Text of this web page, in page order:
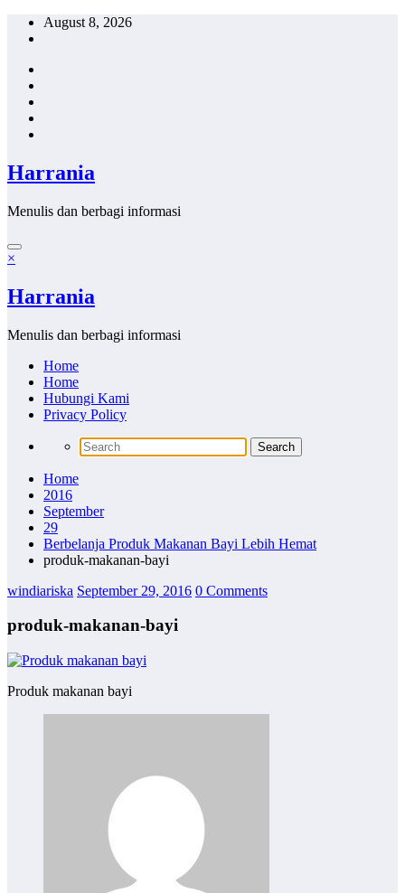
Skip
August 8, 2026
Harrania
Menulis dan berbagi informasi
×
Harrania
Menulis dan berbagi informasi
Home
Home
Hubungi Kami
Privacy Policy
Home
2016
September
29
Berbelanja Produk Makanan Bayi Lebih Hemat
produk-makanan-bayi
windiariska September 29, 2016 0 Comments
produk-makanan-bayi
Produk makanan bayi